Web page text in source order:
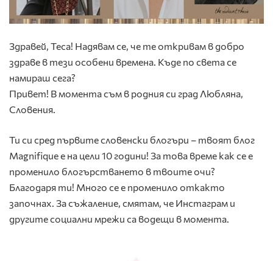
Здравей, Теса! Надявам се, че те откривам в добро
здраве в тези особени времена. Къде по света се
намираш сега?
Привет! В момента съм в родния си град Любляна,
Словения.
Ти си сред първите словенски блогъри – твоят блог
Magnifique е на цели 10 години! За това време как се е
променило блогърстването в твоите очи?
Благодаря ти! Много се е променило откакто
започнах. За съжаление, смятам, че Инстаграм и
другите социални мрежи са водещи в момента.